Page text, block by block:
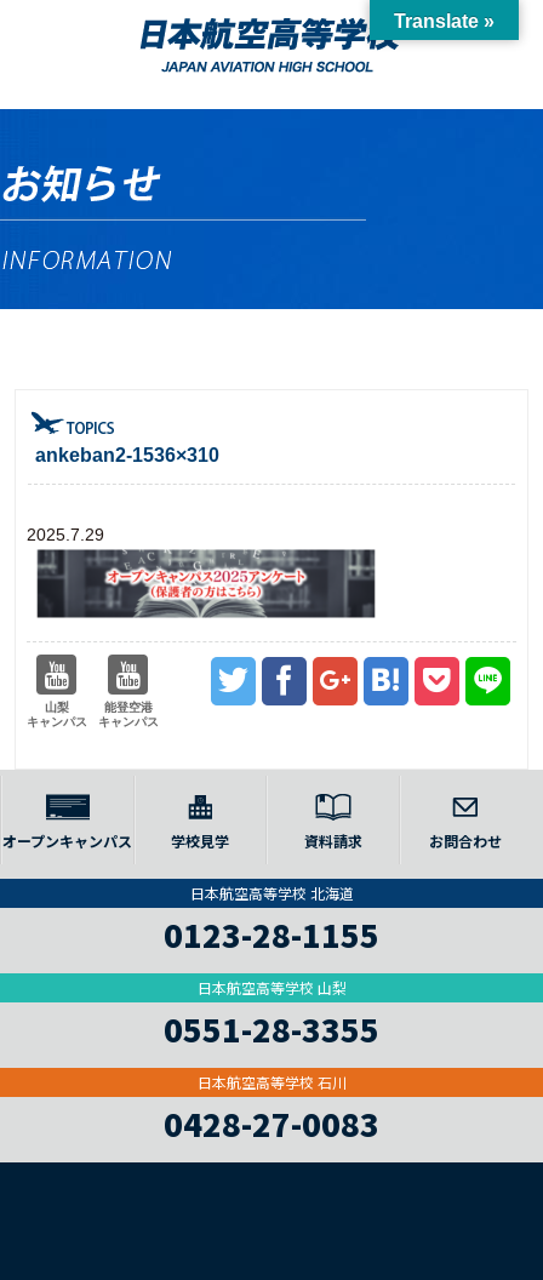
ankeban2-1536×310
2025.7.29
山梨
キャンパス
能登空港
キャンパス
オープンキャンパス 学校見学 資料請求 お問合わせ
日本航空高等学校 北海道
0123-28-1155
日本航空高等学校 山梨
0551-28-3355
日本航空高等学校 石川
0428-27-0083
Translate »